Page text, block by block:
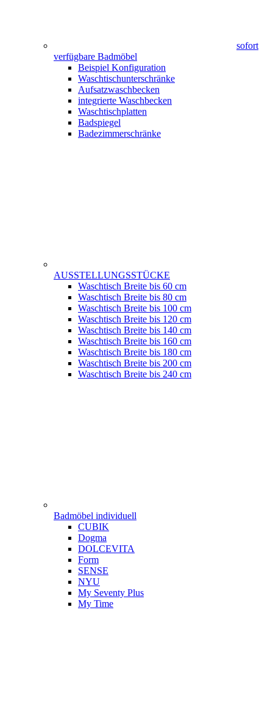
sofort
verfügbare Badmöbel
Beispiel Konfiguration
Waschtischunterschränke
Aufsatzwaschbecken
integrierte Waschbecken
Waschtischplatten
Badspiegel
Badezimmerschränke
AUSSTELLUNGSSTÜCKE
Waschtisch Breite bis 60 cm
Waschtisch Breite bis 80 cm
Waschtisch Breite bis 100 cm
Waschtisch Breite bis 120 cm
Waschtisch Breite bis 140 cm
Waschtisch Breite bis 160 cm
Waschtisch Breite bis 180 cm
Waschtisch Breite bis 200 cm
Waschtisch Breite bis 240 cm
Badmöbel individuell
CUBIK
Dogma
DOLCEVITA
Form
SENSE
NYU
My Seventy Plus
My Time